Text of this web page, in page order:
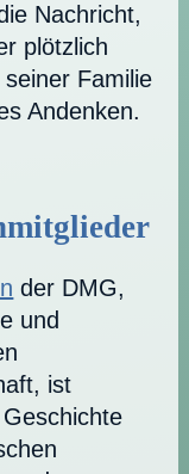
Nachricht,
plötzlich
Familie
Andenken.
der DMG,
und
ist